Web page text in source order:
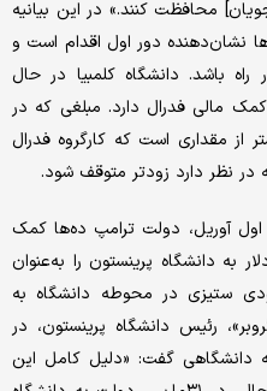
محافظت کنند.» در این بیانیه
نشان‌دهنده دور اول اقدام است و
راه باشد. دانشگاه کلمبیا در حال
تعهدات کمک مالی فدرال دارد. مبلغی که در
شد تقریبا ۸برابر بیشتر از مقداری است که کارگروه فدرال
در نظر دارد زودتر متوقف شود.
اول آوریل، دولت ترامپ ده‌ها کمک
به مبلغ ۲۱۰میلیون دلار به دانشگاه پرینستون را به‌عنوان
ستیزی در محوطه دانشگاه به
رئیس دانشگاه پرینستون، در
دانشگاهی گفت: «دلیل کامل این